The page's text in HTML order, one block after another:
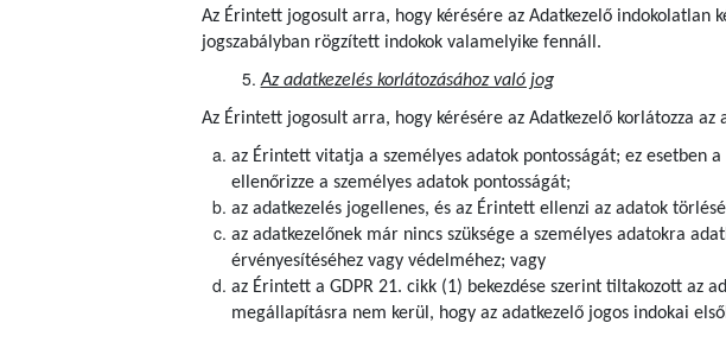
Az Érintett jogosult arra, hogy kérésére az Adatkezelő
jogszabályban rögzített indokok valamelyike fennáll.
Az adatkezelés korlátozásához való jog
Az Érintett jogosult arra, hogy kérésére az Adatkezelő korlátozza
az Érintett vitatja a személyes adatok pontosságát; ez esetben
ellenőrizze a személyes adatok pontosságát;
az adatkezelés jogellenes, és az Érintett ellenzi az adatok
az adatkezelőnek már nincs szüksége a személyes adatokra
érvényesítéséhez vagy védelméhez; vagy
az Érintett a GDPR 21. cikk (1) bekezdése szerint tiltakozott az
megállapításra nem kerül, hogy az adatkezelő jogos indokai